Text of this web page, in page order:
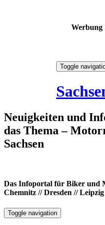
Werbung
Toggle
Neuigkeiten und
das Thema –
Sachsen
Das Infoportal für Biker und
Chemnitz // Dresden //
Toggle navigation